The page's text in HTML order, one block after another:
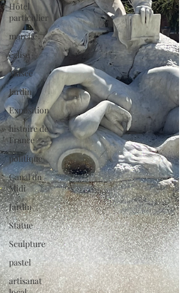
Hôtel
particulier
marché
église
Musée
Jardin
Exposition
histoire de
France
politique
Canal du
Midi
Jardin
Statue
Sculpture
pastel
artisanat